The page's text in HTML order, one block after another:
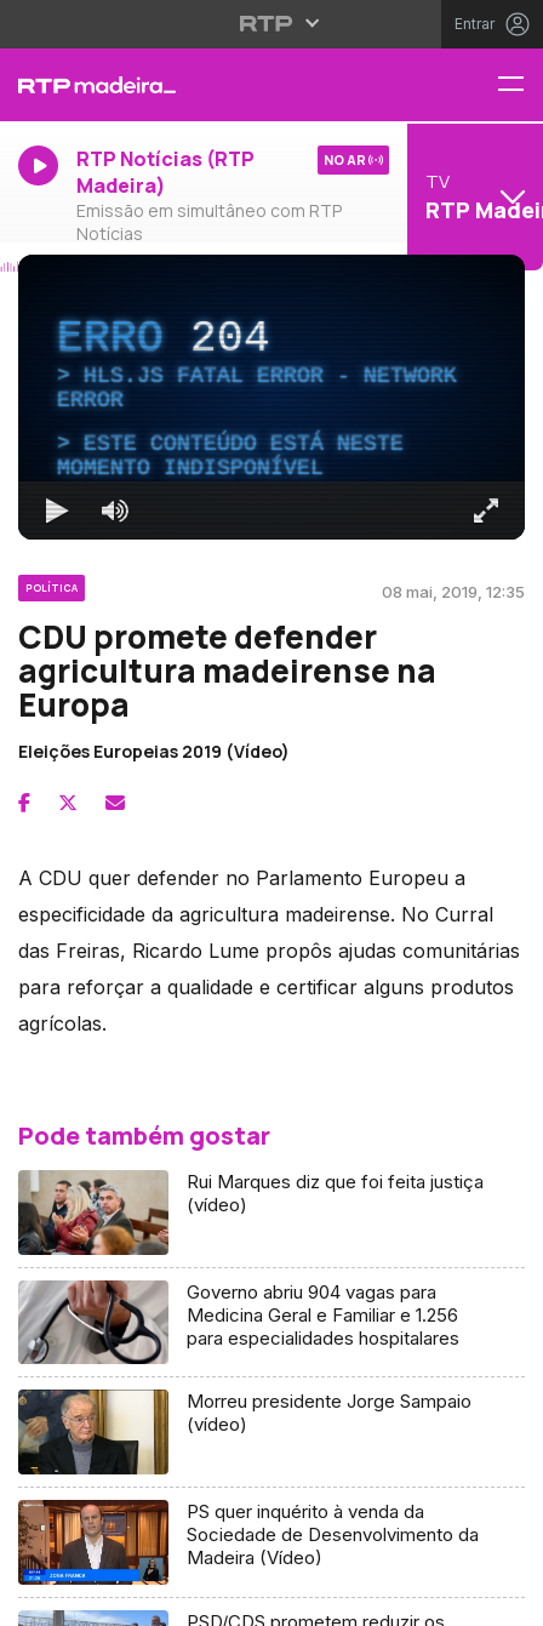
Entrar
RTP Notícias (RTP
Madeira)
Emissão em simultâneo com RTP
Notícias
NO AR
TV
RTP
ERRO204
HLS.JS FATAL ERROR - NETWORK
ERROR
ESTE CONTEÚDO ESTÁ NESTE
MOMENTO INDISPONÍVEL
POLÍTICA 08 mai, 2019, 12:35
CDU promete defender
agricultura madeirense na
Europa
Eleições Europeias 2019 (Vídeo)
A CDU quer defender no Parlamento Europeu a
especificidade da agricultura madeirense. No Curral
das Freiras, Ricardo Lume propôs ajudas comunitárias
para reforçar a qualidade e certificar alguns produtos
agrícolas.
Pode também gostar
Rui Marques diz que foi feita justiça
(vídeo)
Governo abriu 904 vagas para
Medicina Geral e Familiar e 1.256
para especialidades hospitalares
Morreu presidente Jorge Sampaio
(vídeo)
PS quer inquérito à venda da
Sociedade de Desenvolvimento da
Madeira (Vídeo)